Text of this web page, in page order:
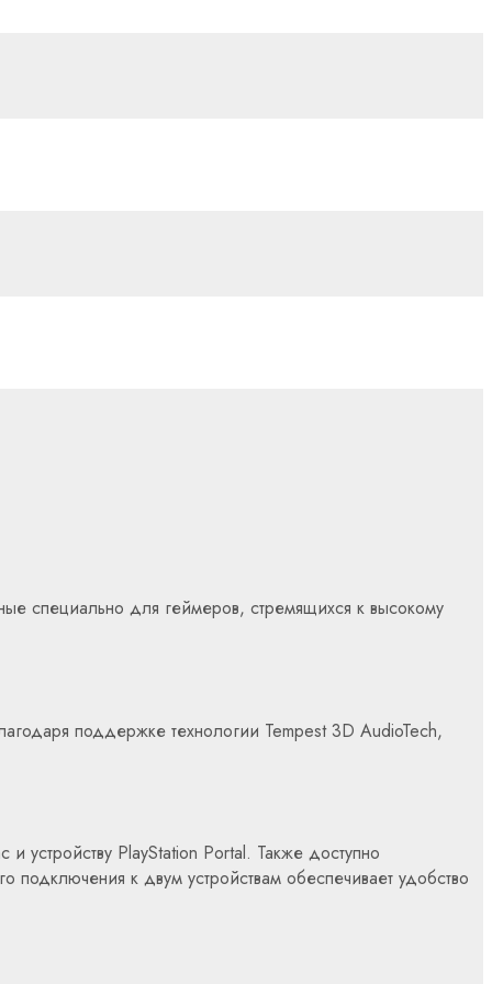
специально для геймеров, стремящихся к высокому
поддержке технологии Tempest 3D AudioTech,
устройству PlayStation Portal. Также доступно
подключения к двум устройствам обеспечивает удобство